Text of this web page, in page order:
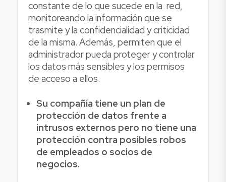
constante de lo que sucede en la red,
monitoreando la información que se
trasmite y la confidencialidad y criticidad
de la misma. Además, permiten que el
administrador pueda proteger y controlar
los datos más sensibles y los permisos
de acceso a ellos.
Su compañía tiene un plan de
protección de datos frente a
intrusos externos pero no tiene una
protección contra posibles robos
de empleados o socios de
negocios.